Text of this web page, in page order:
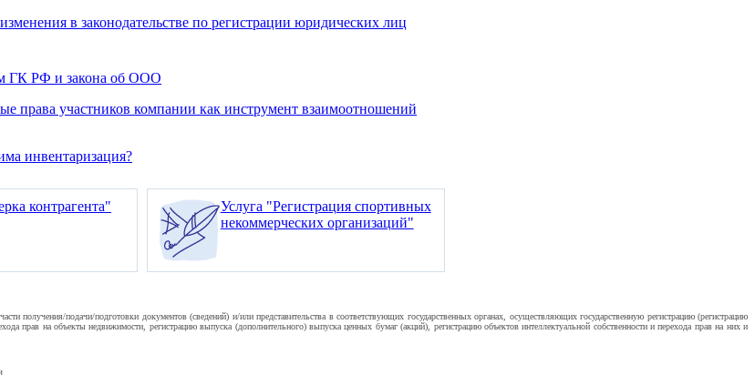
в законодательстве по регистрации юридических лиц
ГК РФ и закона об ООО
права участников компании как инструмент взаимоотношений
инвентаризация?
контрагента"
Услуга "Регистрация спортивных
некоммерческих организаций"
получения/подачи/подготовки документов (сведений) и/или представительства в соответствующих государственных органах, осуществляющих государственную регистрацию (регистрацию
прав на объекты недвижимости, регистрацию выпуска (дополнительного) выпуска ценных бумаг (акций), регистрацию объектов интеллектуальной собственности и перехода прав на них и